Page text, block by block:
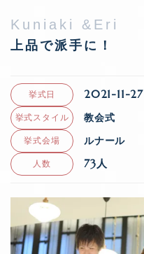
Kuniaki &Eri
上品で派手に！
挙式日 2021-11-27
挙式スタイル 教会式
挙式会場 ルナール
人数 73人